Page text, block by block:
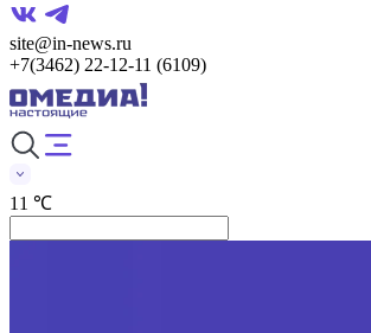
site@in-news.ru
+7(3462) 22-12-11 (6109)
11 ℃